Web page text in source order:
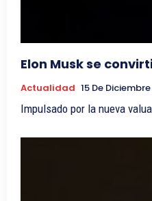
Elon Musk se
Actualidad 15 De
Impulsado por la nueva